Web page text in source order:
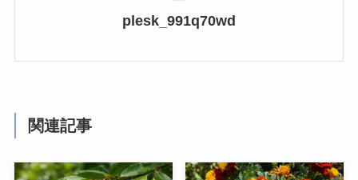
plesk_991q70wd
関連記事